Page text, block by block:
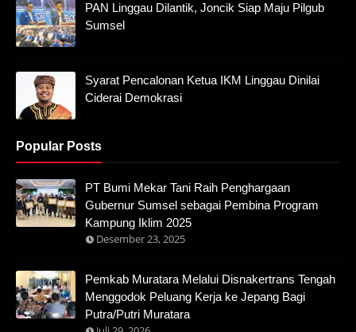
PAN Linggau Dilantik, Joncik Siap Maju Pilgub
Sumsel
Syarat Pencalonan Ketua IKM Linggau Dinilai
Ciderai Demokrasi
Popular Posts
PT Bumi Mekar Tani Raih Penghargaan
Gubernur Sumsel sebagai Pembina Program
Kampung Iklim 2025
Desember 23, 2025
Pemkab Muratara Melalui Disnakertrans Tengah
Menggodok Peluang Kerja ke Jepang Bagi
Putra/Putri Muratara